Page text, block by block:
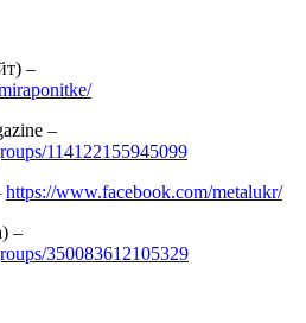
–
–
114122155945099
https://www.facebook.com/metalukr/
–
350083612105329